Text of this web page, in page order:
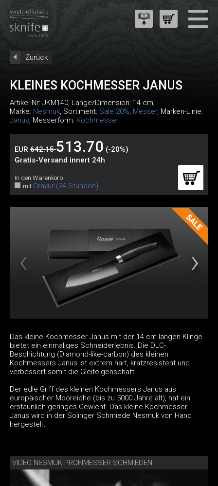
Zurück
KLEINES KOCHMESSER JANUS
Artikel-Nr: JKM140, Länge/Dimension: 14 cm,
Marke: Nesmuk, Sortiment: Sale 20%, Messer, Marken-Linie:
Janus, Messerform: Kochmesser
EUR 642.15513.70 (-20%)
Gratis-Versand innert 24h
In den Warenkorb:
mit Gravur (24 Stunden)
Das kleine Kochmesser Janus mit der 14 cm langen Klinge
bietet ein einmaliges Schneiderlebnis. Die DLC-
Beschichtung (Diamond-like-carbon) des kleinen
Kochmessers Janus ist extrem hart, kratzresistent und
verbessert somit die Gleiteigenschaft.
Der edle Griff des kleinen Kochmessers Janus aus
europäischer Mooreiche (bis zu 5000 Jahre alt), hat ein
erstaunlich geringes Gewicht. Das kleine Kochmesser
Janus wird in der Solinger Schmiede Nesmuk von Hand
hergestellt.
VIDEO NESMUK PROFIMESSER SCHMIEDEN